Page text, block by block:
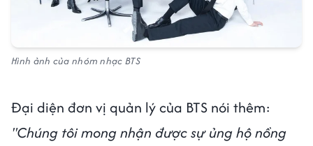
Hình ảnh của nhóm nhạc BTS
Đại diện đơn vị quản lý của BTS nói thêm:
"Chúng tôi mong nhận được sự ủng hộ nồng